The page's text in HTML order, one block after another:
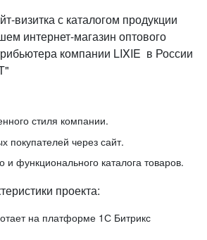
визитка с каталогом продукции
интернет-магазин оптового
компании LIXIE в России
стиля компании.
покупателей через сайт.
и функционального каталога товаров.
проекта:
на платформе 1С Битрикс